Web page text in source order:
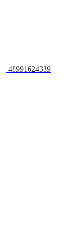
48991624339